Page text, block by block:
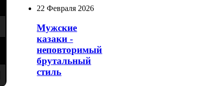
22 Февраля 2026
Мужские
казаки -
неповторимый
брутальный
стиль